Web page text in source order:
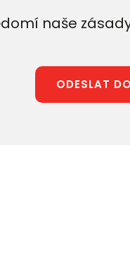
naše
ODESLAT